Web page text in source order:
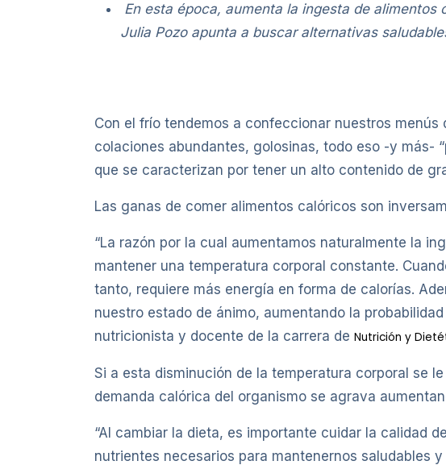
En esta época, aumenta la ingesta de
Julia Pozo apunta a buscar alternativas
Con el frío tendemos a confeccionar nuestros
colaciones abundantes, golosinas, todo eso -y más-
que se caracterizan por tener un alto contenido de
Las ganas de comer alimentos calóricos son
“La razón por la cual aumentamos naturalmente la
mantener una temperatura corporal constante.
tanto, requiere más energía en forma de calorías.
nuestro estado de ánimo, aumentando la
nutricionista y docente de la carrera de Nutrición y
Si a esta disminución de la temperatura corporal se
demanda calórica del organismo se agrava
“Al cambiar la dieta, es importante cuidar la calidad
nutrientes necesarios para mantenernos saludables